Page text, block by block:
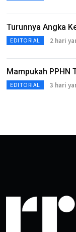
Turunnya Angka
EDITORIAL 2 hari
Mampukah PPHN
EDITORIAL 3 hari